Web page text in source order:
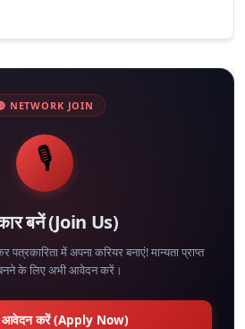
NETWORK JOIN
🎙️
बनें (Join Us)
में अपना करियर बनाएं! मान्यता प्राप्त
बनने के लिए अभी आवेदन करें।
करें (Apply Now)